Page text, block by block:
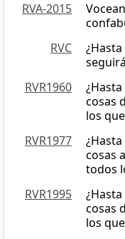
RVA-2015
RVC
RVR1960
cosas
los
RVR1977
cosas
todos
RVR1995
cosas
los